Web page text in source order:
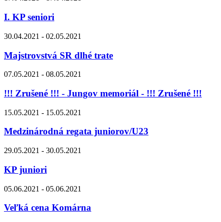
I. KP seniori
30.04.2021 - 02.05.2021
Majstrovstvá SR dlhé trate
07.05.2021 - 08.05.2021
!!! Zrušené !!! - Jungov memoriál - !!! Zrušené !!!
15.05.2021 - 15.05.2021
Medzinárodná regata juniorov/U23
29.05.2021 - 30.05.2021
KP juniori
05.06.2021 - 05.06.2021
Veľká cena Komárna